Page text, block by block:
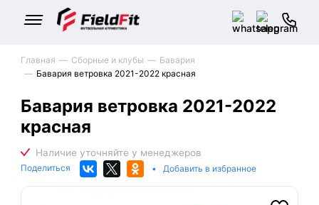
Главная Сборные и клубы
Бавария
Бавария ветровка 2021-2022 красная
Бавария ветровка 2021-2022
красная
Поделиться • Добавить в избранное